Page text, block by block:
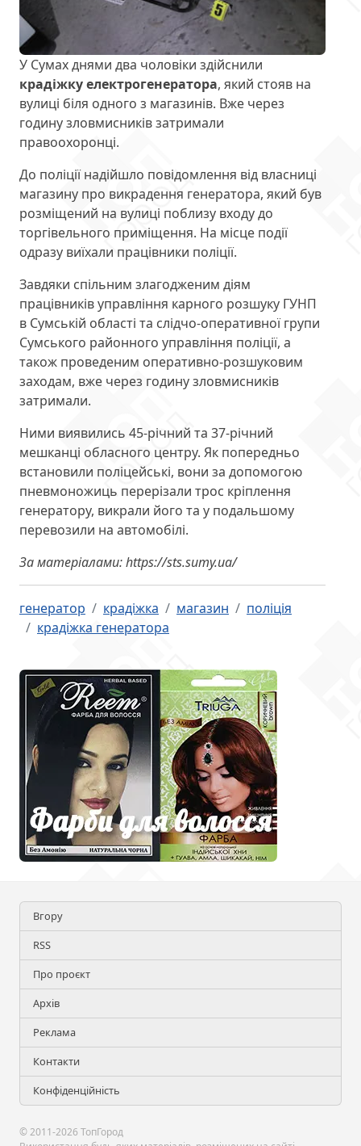
У Сумах днями два чоловіки здійснили
крадіжку електрогенератора, який стояв на
вулиці біля одного з магазинів. Вже через
годину зловмисників затримали
правоохоронці.
До поліції надійшло повідомлення від власниці
магазину про викрадення генератора, який був
розміщений на вулиці поблизу входу до
торгівельного приміщення. На місце події
одразу виїхали працівники поліції.
Завдяки спільним злагодженим діям
працівників управління карного розшуку ГУНП
в Сумській області та слідчо-оперативної групи
Сумського районного управління поліції, а
також проведеним оперативно-розшуковим
заходам, вже через годину зловмисників
затримали.
Ними виявились 45-річний та 37-річний
мешканці обласного центру. Як попередньо
встановили поліцейські, вони за допомогою
пневмоножиць перерізали трос кріплення
генератору, викрали його та у подальшому
перевозили на автомобілі.
За матеріалами: https://sts.sumy.ua/
генератор крадіжка магазин
поліція
крадіжка генератора
Вгору
RSS
Про проєкт
Архів
Реклама
Контакти
Конфіденційність
© 2011-2026 ТопГород